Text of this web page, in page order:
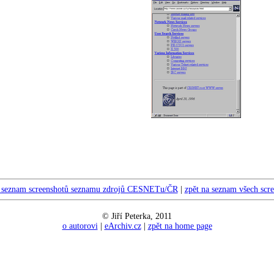
screenshotů seznamu zdrojů CESNETu/ČR| zpět na seznam všech
© Jiří Peterka, 2011
o autorovi| eArchiv.cz| zpět na home page